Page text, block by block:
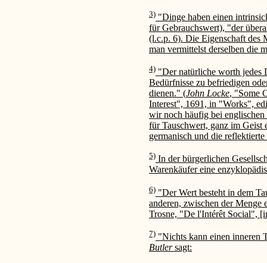
3) "Dinge haben einen
für Gebrauchswert), "der
(l.c.p. 6). Die Eigenschaft des
man vermittelst derselben die
4) "Der natürliche worth jedes
Bedürfnisse zu befriedigen
dienen." (John Locke, "Some
Interest", 1691, in "Works",
wir noch häufig bei
für Tauschwert, ganz im Geist
germanisch und die
5) In der bürgerlichen
Warenkäufer eine
6) "Der Wert besteht in dem
anderen, zwischen der Menge
Trosne, "De l'Intérêt Social",
7) "Nichts kann einen inneren
Butlersagt: